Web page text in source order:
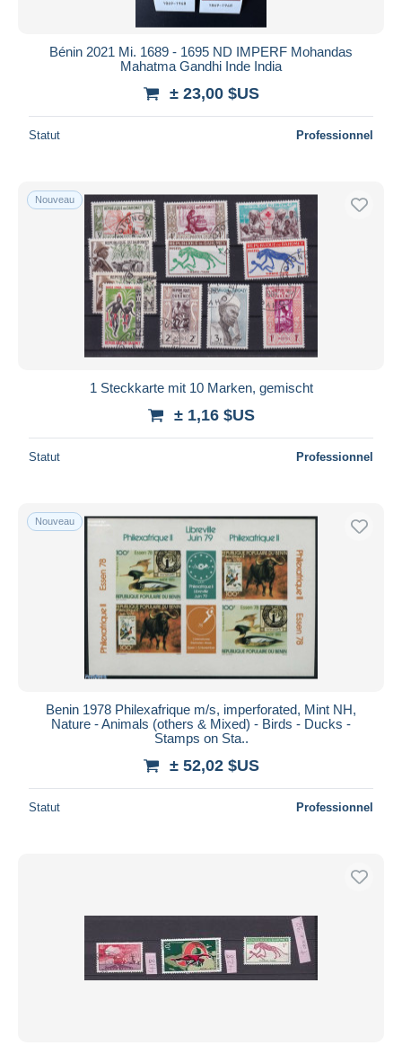
Bénin 2021 Mi. 1689 - 1695 ND IMPERF Mohandas
Mahatma Gandhi Inde India
± 23,00 $US
Statut Professionnel
Nouveau
1 Steckkarte mit 10 Marken, gemischt
± 1,16 $US
Statut Professionnel
Nouveau
Benin 1978 Philexafrique m/s, imperforated, Mint NH,
Nature - Animals (others & Mixed) - Birds - Ducks -
Stamps on Sta..
± 52,02 $US
Statut Professionnel